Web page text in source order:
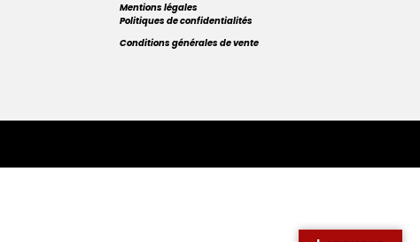
Mentions légales
Politiques de confidentialités
Conditions générales de vente